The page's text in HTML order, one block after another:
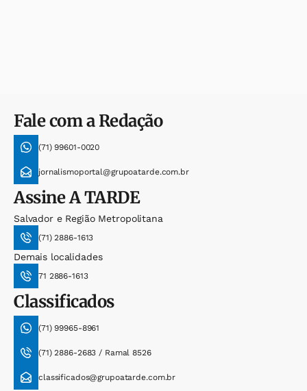
Fale com a Redação
(71) 99601-0020
jornalismoportal@grupoatarde.com.br
AssineA TARDE
Salvador e Região Metropolitana
(71) 2886-1613
Demais localidades
71 2886-1613
Classificados
(71) 99965-8961
(71) 2886-2683 / Ramal 8526
classificados@grupoatarde.com.br